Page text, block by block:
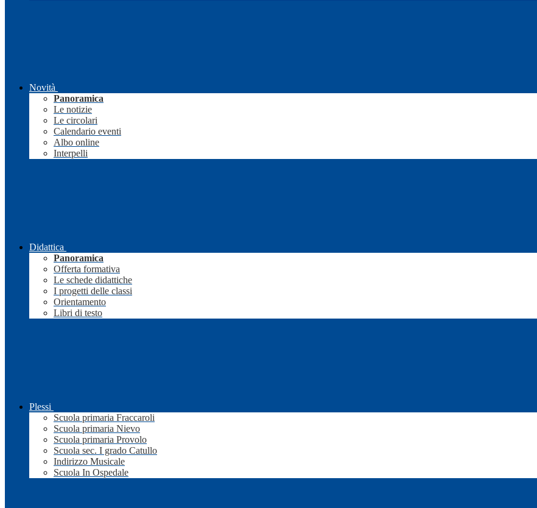
Novità
Panoramica
Le notizie
Le circolari
Calendario eventi
Albo online
Interpelli
Didattica
Panoramica
Offerta formativa
Le schede didattiche
I progetti delle classi
Orientamento
Libri di testo
Plessi
Scuola primaria Fraccaroli
Scuola primaria Nievo
Scuola primaria Provolo
Scuola sec. I grado Catullo
Indirizzo Musicale
Scuola In Ospedale